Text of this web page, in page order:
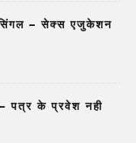
सिंगल – सेक्स एजुकेशन
पत्र के प्रवेश नही